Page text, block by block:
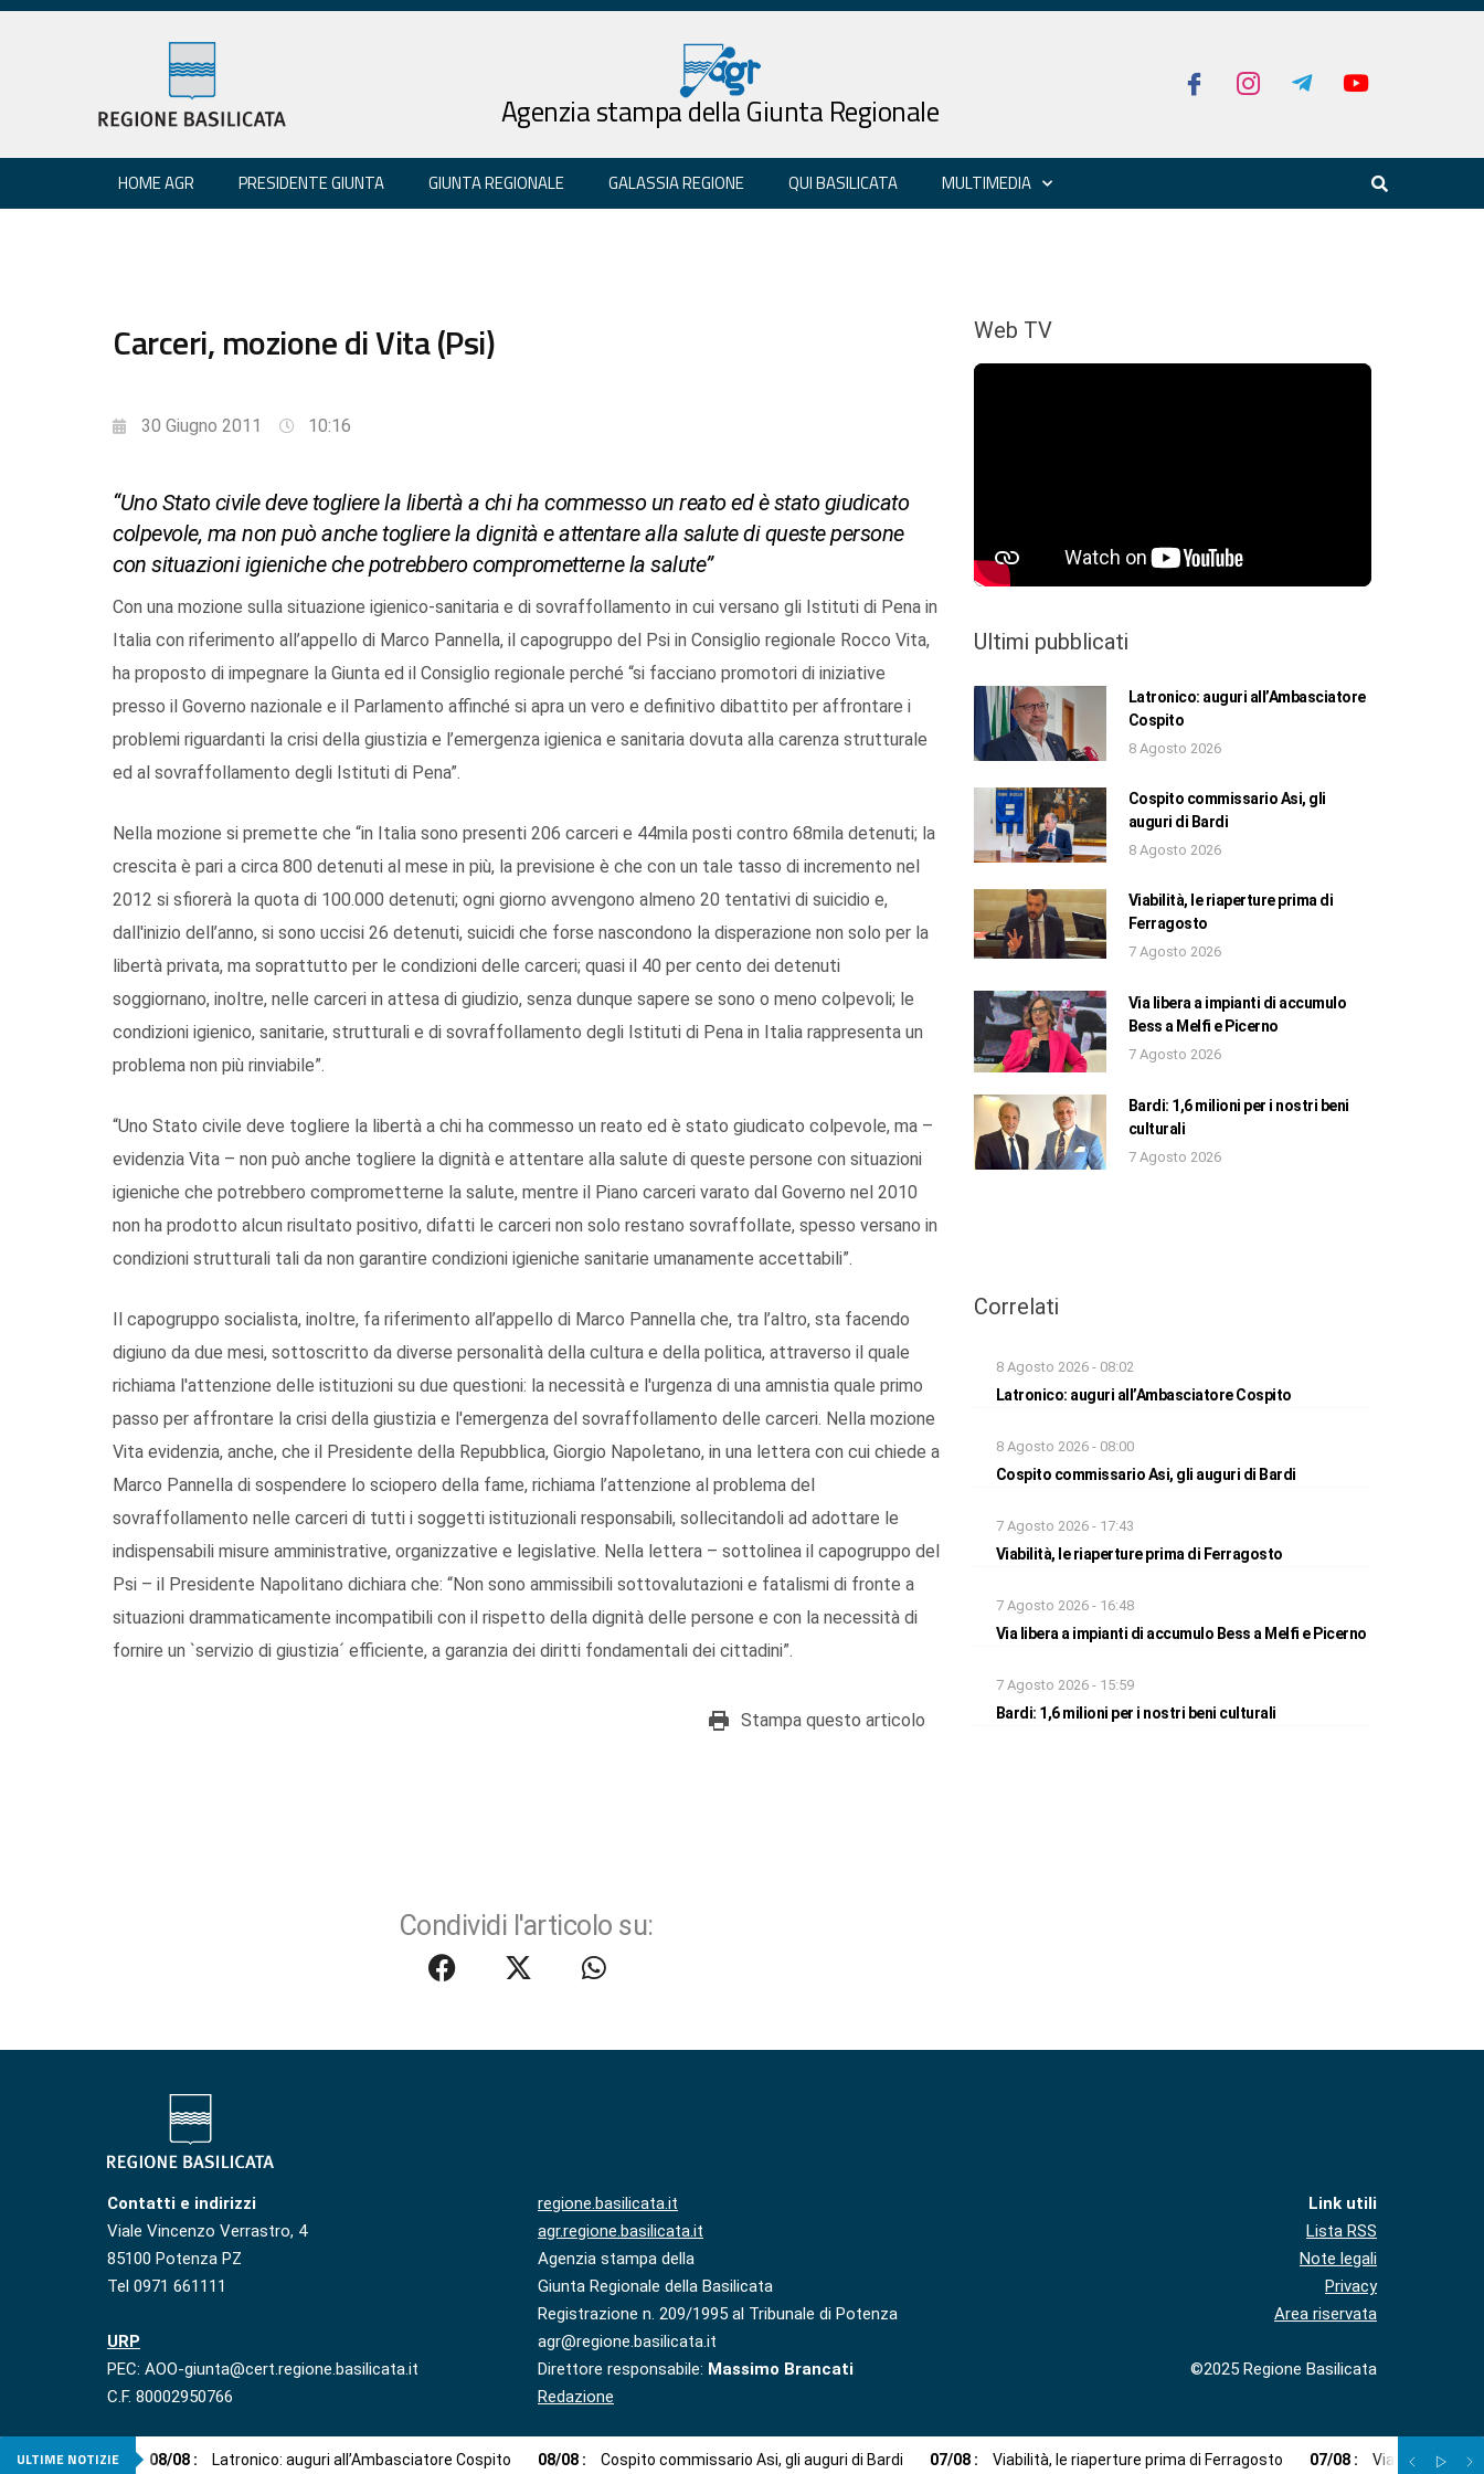
Agenzia stampa della Giunta Regionale
HOME AGR PRESIDENTE GIUNTA GIUNTA REGIONALE GALASSIA REGIONE QUI BASILICATA MULTIMEDIA
Carceri, mozione di Vita (Psi)
30 Giugno 2011 10:16
“Uno Stato civile deve togliere la libertà a chi ha commesso un reato ed è stato giudicato
colpevole, ma non può anche togliere la dignità e attentare alla salute di queste persone
con situazioni igieniche che potrebbero comprometterne la salute”
Con una mozione sulla situazione igienico-sanitaria e di sovraffollamento in cui versano gli Istituti di Pena in
Italia con riferimento all’appello di Marco Pannella, il capogruppo del Psi in Consiglio regionale Rocco Vita,
ha proposto di impegnare la Giunta ed il Consiglio regionale perché “si facciano promotori di iniziative
presso il Governo nazionale e il Parlamento affinché si apra un vero e definitivo dibattito per affrontare i
problemi riguardanti la crisi della giustizia e l’emergenza igienica e sanitaria dovuta alla carenza strutturale
ed al sovraffollamento degli Istituti di Pena”.
Nella mozione si premette che “in Italia sono presenti 206 carceri e 44mila posti contro 68mila detenuti; la
crescita è pari a circa 800 detenuti al mese in più, la previsione è che con un tale tasso di incremento nel
2012 si sfiorerà la quota di 100.000 detenuti; ogni giorno avvengono almeno 20 tentativi di suicidio e,
dall'inizio dell’anno, si sono uccisi 26 detenuti, suicidi che forse nascondono la disperazione non solo per la
libertà privata, ma soprattutto per le condizioni delle carceri; quasi il 40 per cento dei detenuti
soggiornano, inoltre, nelle carceri in attesa di giudizio, senza dunque sapere se sono o meno colpevoli; le
condizioni igienico, sanitarie, strutturali e di sovraffollamento degli Istituti di Pena in Italia rappresenta un
problema non più rinviabile”.
“Uno Stato civile deve togliere la libertà a chi ha commesso un reato ed è stato giudicato colpevole, ma –
evidenzia Vita – non può anche togliere la dignità e attentare alla salute di queste persone con situazioni
igieniche che potrebbero comprometterne la salute, mentre il Piano carceri varato dal Governo nel 2010
non ha prodotto alcun risultato positivo, difatti le carceri non solo restano sovraffollate, spesso versano in
condizioni strutturali tali da non garantire condizioni igieniche sanitarie umanamente accettabili”.
Il capogruppo socialista, inoltre, fa riferimento all’appello di Marco Pannella che, tra l’altro, sta facendo
digiuno da due mesi, sottoscritto da diverse personalità della cultura e della politica, attraverso il quale
richiama l'attenzione delle istituzioni su due questioni: la necessità e l'urgenza di una amnistia quale primo
passo per affrontare la crisi della giustizia e l'emergenza del sovraffollamento delle carceri. Nella mozione
Vita evidenzia, anche, che il Presidente della Repubblica, Giorgio Napoletano, in una lettera con cui chiede a
Marco Pannella di sospendere lo sciopero della fame, richiama l’attenzione al problema del
sovraffollamento nelle carceri di tutti i soggetti istituzionali responsabili, sollecitandoli ad adottare le
indispensabili misure amministrative, organizzative e legislative. Nella lettera – sottolinea il capogruppo del
Psi – il Presidente Napolitano dichiara che: “Non sono ammissibili sottovalutazioni e fatalismi di fronte a
situazioni drammaticamente incompatibili con il rispetto della dignità delle persone e con la necessità di
fornire un `servizio di giustizia´ efficiente, a garanzia dei diritti fondamentali dei cittadini”.
Stampa questo articolo
Condividi l'articolo su:
Web TV
Ultimi pubblicati
Latronico: auguri all’Ambasciatore
Cospito
8 Agosto 2026
Cospito commissario Asi, gli
auguri di Bardi
8 Agosto 2026
Viabilità, le riaperture prima di
Ferragosto
7 Agosto 2026
Via libera a impianti di accumulo
Bess a Melfi e Picerno
7 Agosto 2026
Bardi: 1,6 milioni per i nostri beni
culturali
7 Agosto 2026
Correlati
8 Agosto 2026 - 08:02
Latronico: auguri all’Ambasciatore Cospito
8 Agosto 2026 - 08:00
Cospito commissario Asi, gli auguri di Bardi
7 Agosto 2026 - 17:43
Viabilità, le riaperture prima di Ferragosto
7 Agosto 2026 - 16:48
Via libera a impianti di accumulo Bess a Melfi e Picerno
7 Agosto 2026 - 15:59
Bardi: 1,6 milioni per i nostri beni culturali
Contatti e indirizzi
Viale Vincenzo Verrastro, 4
85100 Potenza PZ
Tel 0971 661111
URP
PEC: AOO-giunta@cert.regione.basilicata.it
C.F. 80002950766
regione.basilicata.it
agr.regione.basilicata.it
Agenzia stampa della
Giunta Regionale della Basilicata
Registrazione n. 209/1995 al Tribunale di Potenza
agr@regione.basilicata.it
Direttore responsabile: Massimo Brancati
Redazione
Link utili
Lista RSS
Note legali
Privacy
Area riservata
©2025 Regione Basilicata
ULTIME NOTIZIE 08/08 : Latronico: auguri all’Ambasciatore Cospito 08/08 : Cospito commissario Asi, gli auguri di Bardi 07/08 : Viabilità, le riaperture prima di Ferragosto 07/08 : Via libera a